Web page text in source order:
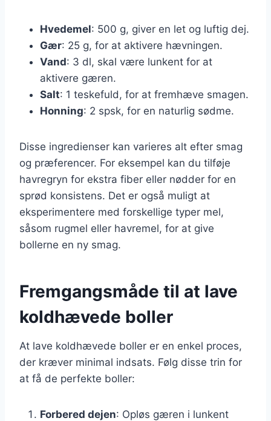
Hvedemel: 500 g, giver en let og luftig dej.
Gær: 25 g, for at aktivere hævningen.
Vand: 3 dl, skal være lunkent for at
aktivere gæren.
Salt: 1 teskefuld, for at fremhæve smagen.
Honning: 2 spsk, for en naturlig sødme.
Disse ingredienser kan varieres alt efter smag
og præferencer. For eksempel kan du tilføje
havregryn for ekstra fiber eller nødder for en
sprød konsistens. Det er også muligt at
eksperimentere med forskellige typer mel,
såsom rugmel eller havremel, for at give
bollerne en ny smag.
Fremgangsmåde til at lave
koldhævede boller
At lave koldhævede boller er en enkel proces,
der kræver minimal indsats. Følg disse trin for
at få de perfekte boller:
Forbered dejen: Opløs gæren i lunkent